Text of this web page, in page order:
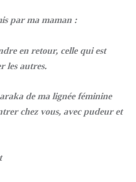
par ma maman :
en retour, celle qui est
les autres.
de ma lignée féminine
chez vous, avec pudeur et